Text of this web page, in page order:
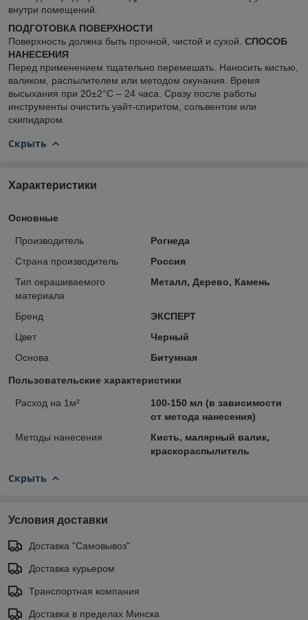
внутри помещений.
ПОДГОТОВКА ПОВЕРХНОСТИ
Поверхность должна быть прочной, чистой и сухой. СПОСОБ
НАНЕСЕНИЯ
Перед применением тщательно перемешать. Наносить кистью,
валиком, распылителем или методом окунания. Время
высыхания при 20±2°С – 24 часа. Сразу после работы
инструменты очистить уайт-спиритом, сольвентом или
скипидаром.
Скрыть
Характеристики
Основные
Производитель
Рогнеда
Страна производитель
Россия
Тип окрашиваемого
материала
Металл, Дерево, Камень
Бренд
ЭКСПЕРТ
Цвет
Черный
Основа
Битумная
Пользовательские характеристики
Расход на 1м²
100-150 мл (в зависимости
от метода нанесения)
Методы нанесения
Кисть, малярный валик,
краскораспылитель
Скрыть
Условия доставки
Доставка "Самовывоз"
Доставка курьером
Транспортная компания
Доставка в пределах Минска